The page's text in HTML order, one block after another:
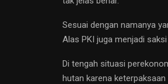
Sesuai dengan namanya
Alas PKI juga menjadi
Di tengah situasi
hutan karena